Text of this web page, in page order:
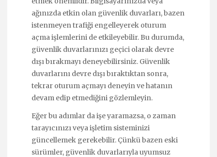
ağınızda etkin olan güvenlik duvarları, bazen
istenmeyen trafiği engelleyerek oturum
açma işlemlerini de etkileyebilir. Bu durumda,
güvenlik duvarlarınızı geçici olarak devre
dışı bırakmayı deneyebilirsiniz. Güvenlik
duvarlarını devre dışı bıraktıktan sonra,
tekrar oturum açmayı deneyin ve hatanın
devam edip etmediğini gözlemleyin.
Eğer bu adımlar da işe yaramazsa, o zaman
tarayıcınızı veya işletim sisteminizi
güncellemek gerekebilir. Çünkü bazen eski
sürümler, güvenlik duvarlarıyla uyumsuz